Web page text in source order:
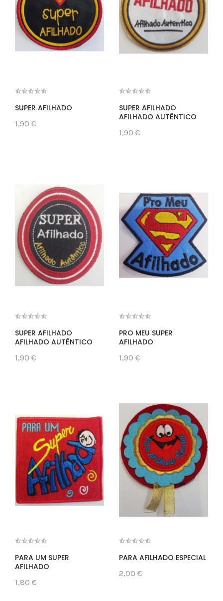
SUPER AFILHADO
1,90 €
SUPER AFILHADO
AFILHADO AUTÊNTICO
1,90 €
SUPER AFILHADO
AFILHADO AUTÊNTICO
1,90 €
PRO MEU SUPER
AFILHADO
1,90 €
PARA UM SUPER
AFILHADO
1,80 €
PARA AFILHADO ESPECIAL
2,00 €